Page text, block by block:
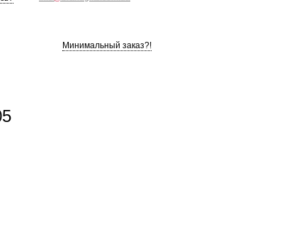
Минимальный заказ?!